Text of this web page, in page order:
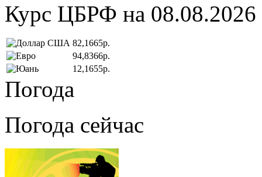
Курс ЦБРФ на 08.08.2026
82,1665р.
94,8366р.
12,1655р.
Погода
Погода сейчас